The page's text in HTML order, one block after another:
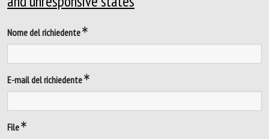
Nome del richiedente
E-mail del richiedente
File